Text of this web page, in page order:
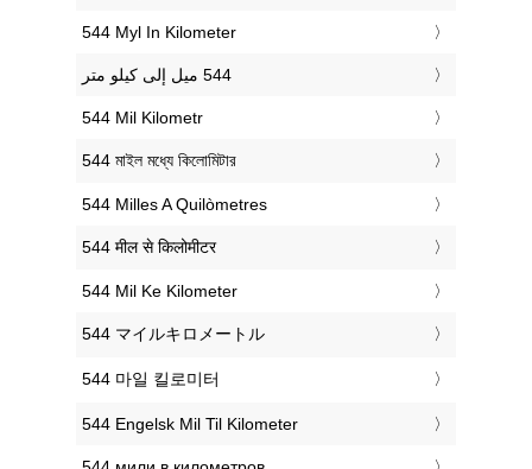
‎544 Myl In Kilometer
‎544 Mil Kilometr
‎544 মাইল মধ্যে কিলোমিটার
‎544 Milles A Quilòmetres
‎544 मील से किलोमीटर
‎544 Mil Ke Kilometer
‎544 マイルキロメートル
‎544 마일 킬로미터
‎544 Engelsk Mil Til Kilometer